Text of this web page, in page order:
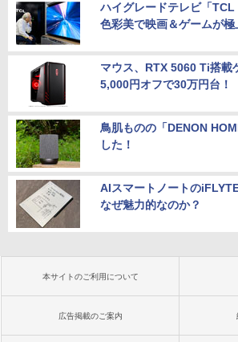
ハイグレードテレビ「
色彩美で映画＆ゲームが極
マウス、RTX 5060 Ti搭載
5,000円オフで30万円台！
鳥肌ものの「DENON
した！
AIスマートノートの
なぜ魅力的なのか？
本サイトのご利用について
広告掲載のご案内